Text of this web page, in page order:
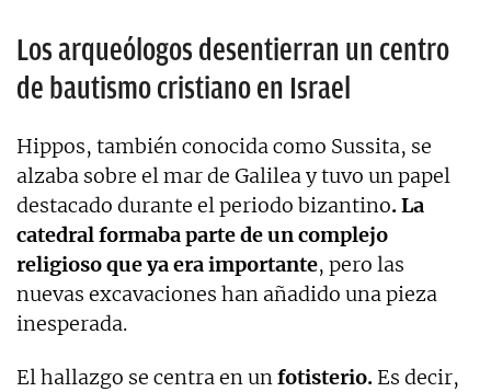
Los arqueólogos desentierran un centro
de bautismo cristiano en Israel
Hippos, también conocida como Sussita, se
alzaba sobre el mar de Galilea y tuvo un papel
destacado durante el periodo bizantino. La
catedral formaba parte de un complejo
religioso que ya era importante, pero las
nuevas excavaciones han añadido una pieza
inesperada.
El hallazgo se centra en unfotisterio. Es decir,